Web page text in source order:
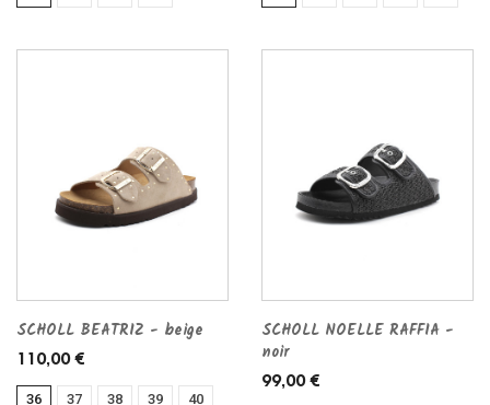
SCHOLL BEATRIZ - beige
110,00 €
36 37 38 39 40
SCHOLL NOELLE RAFFIA -
noir
99,00 €